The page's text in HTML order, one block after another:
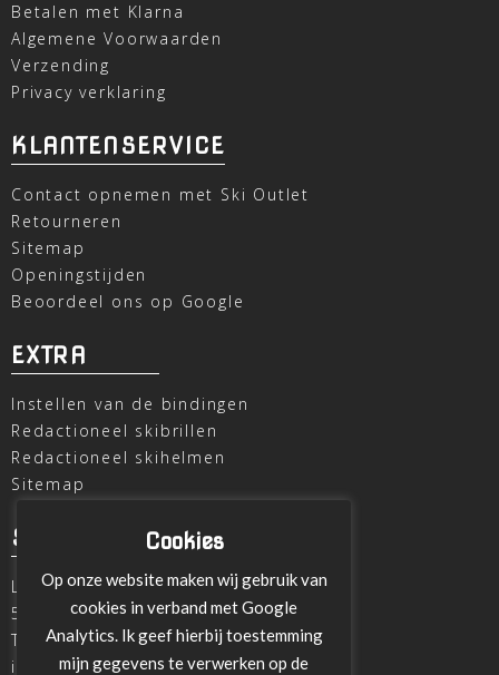
Betalen met Klarna
Algemene Voorwaarden
Verzending
Privacy verklaring
KLANTENSERVICE
Contact opnemen met Ski Outlet
Retourneren
Sitemap
Openingstijden
Beoordeel ons op Google
EXTRA
Instellen van de bindingen
Redactioneel skibrillen
Redactioneel skihelmen
Sitemap
SKI OUTLET
Laagheidehof 8
5804 XC Venray
T
+31 478 515696
info@ski-outlet-venray.nl
Cookies
Op onze website maken wij gebruik van
cookies in verband met Google
Analytics. Ik geef hierbij toestemming
mijn gegevens te verwerken op de